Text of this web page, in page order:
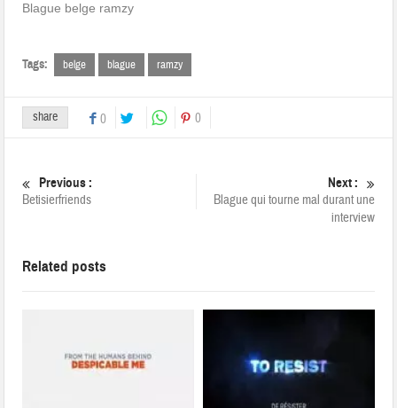
Blague belge ramzy
Tags: belge blague ramzy
share 0 0
Previous :
Betisierfriends
Next :
Blague qui tourne mal durant une
interview
Related posts